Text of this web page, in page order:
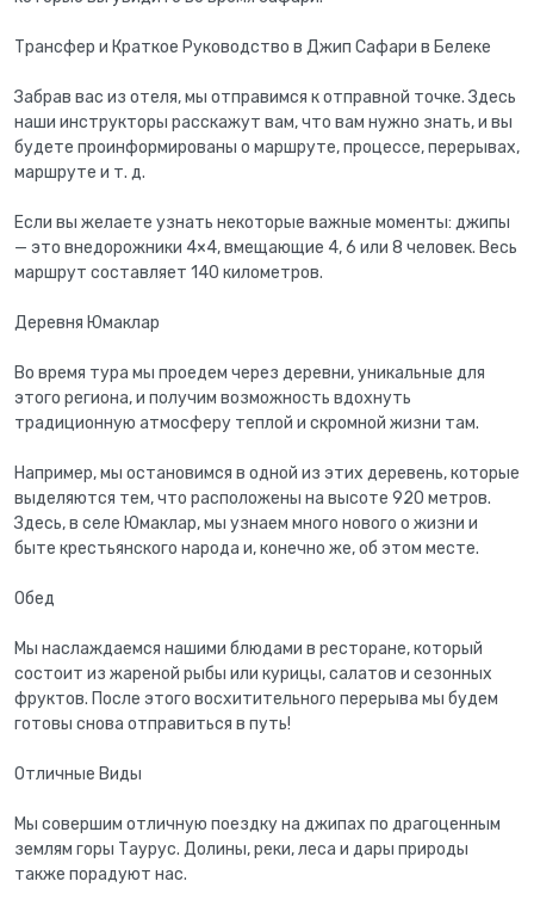
Трансфер и Краткое Руководство в Джип Сафари в Белеке
Забрав вас из отеля, мы отправимся к отправной точке. Здесь
наши инструкторы расскажут вам, что вам нужно знать, и вы
будете проинформированы о маршруте, процессе, перерывах,
маршруте и т. д.
Если вы желаете узнать некоторые важные моменты: джипы
— это внедорожники 4×4, вмещающие 4, 6 или 8 человек. Весь
маршрут составляет 140 километров.
Деревня Юмаклар
Во время тура мы проедем через деревни, уникальные для
этого региона, и получим возможность вдохнуть
традиционную атмосферу теплой и скромной жизни там.
Например, мы остановимся в одной из этих деревень, которые
выделяются тем, что расположены на высоте 920 метров.
Здесь, в селе Юмаклар, мы узнаем много нового о жизни и
быте крестьянского народа и, конечно же, об этом месте.
Обед
Мы наслаждаемся нашими блюдами в ресторане, который
состоит из жареной рыбы или курицы, салатов и сезонных
фруктов. После этого восхитительного перерыва мы будем
готовы снова отправиться в путь!
Отличные Виды
Мы совершим отличную поездку на джипах по драгоценным
землям горы Таурус. Долины, реки, леса и дары природы
также порадуют нас.